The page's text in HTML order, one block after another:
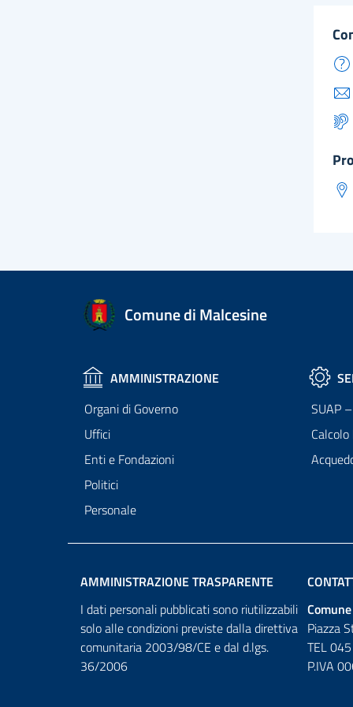
Comune di Malcesine
AMMINISTRAZIONE
Organi di Governo
Uffici
Enti e Fondazioni
Politici
Personale
SUAP
AMMINISTRAZIONE TRASPARENTE
I dati personali pubblicati sono riutilizzabili
solo alle condizioni previste dalla direttiva
comunitaria 2003/98/CE e dal d.lgs.
36/2006
Piazza
TEL
P.IVA